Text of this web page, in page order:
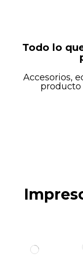
Todo lo
Accesorios,
producto